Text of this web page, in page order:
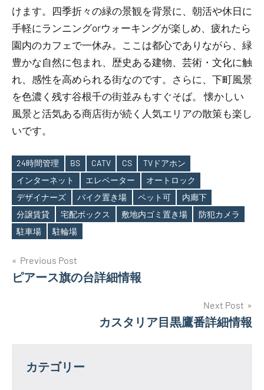
けます。四季折々の緑の景観を背景に、朝活や休日に
手軽にランニングorウォーキングが楽しめ、疲れたら
園内のカフェで一休み。ここは都心でありながら、緑
豊かな自然に包まれ、歴史ある建物、芸術・文化に触
れ、感性を高められる街なのです。さらに、下町風景
を色濃く残す谷根千の街並みもすぐそば。 懐かしい
風景と活気ある商店街が続く人気エリアの散策も楽し
いです。
Tags
24時間管理 BS CATV CS
TVドアホン
インターネット
エレベーター
オートロック
デザイナーズ
バイク置き場 ペット可
内廊下
分譲賃貸
宅配ボックス 敷地内ゴミ置き場
防犯カメラ
駐車場
駐輪場
投
稿
ー
Previous Post
ピアース旗の台詳細情報
Next Post
カスタリア目黒鷹番詳細情報
カテゴリー